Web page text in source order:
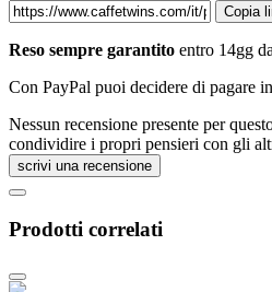
Copia
Reso sempre garantito entro 14gg
Con PayPal puoi decidere di pagare in
Nessun recensione presente per
condividire i propri pensieri con gli
scrivi una recensione
Prodotti correlati